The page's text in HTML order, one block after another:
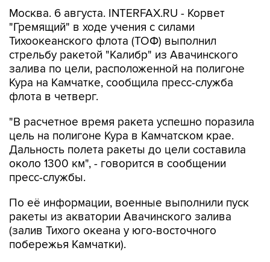
Москва. 6 августа. INTERFAX.RU - Корвет
"Гремящий" в ходе учения с силами
Тихоокеанского флота (ТОФ) выполнил
стрельбу ракетой "Калибр" из Авачинского
залива по цели, расположенной на полигоне
Кура на Камчатке, сообщила пресс-служба
флота в четверг.
"В расчетное время ракета успешно поразила
цель на полигоне Кура в Камчатском крае.
Дальность полета ракеты до цели составила
около 1300 км", - говорится в сообщении
пресс-службы.
По её информации, военные выполнили пуск
ракеты из акватории Авачинского залива
(залив Тихого океана у юго-восточного
побережья Камчатки).